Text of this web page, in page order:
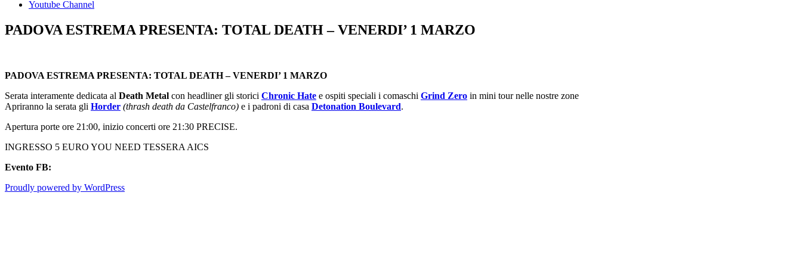
Youtube Channel
PADOVA ESTREMA PRESENTA: TOTAL DEATH – VENERDI’ 1 MARZO
PADOVA ESTREMA PRESENTA: TOTAL DEATH – VENERDI’ 1 MARZO
Serata interamente dedicata al Death Metal con headliner gli storici Chronic Hate e ospiti speciali i comaschi Grind Zero in mini tour nelle nostre zone
Apriranno la serata gli Horder (thrash death da Castelfranco) e i padroni di casa Detonation Boulevard.
Apertura porte ore 21:00, inizio concerti ore 21:30 PRECISE.
INGRESSO 5 EURO YOU NEED TESSERA AICS
Evento FB:
Proudly powered by WordPress